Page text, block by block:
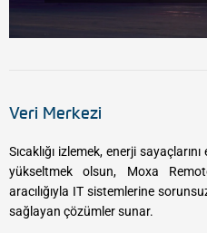
Veri Merkezi
Sıcaklığı izlemek, enerji
yükseltmek olsun, Moxa
aracılığıyla IT sistemlerine
sağlayan çözümler sunar.